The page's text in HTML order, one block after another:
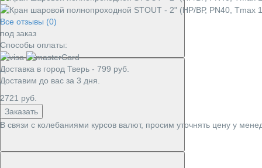
Все отзывы (0)
под заказ
Способы оплаты:
Доставка в город Тверь - 799 руб.
Доставим до вас за 3 дня.
2721 руб.
Заказать
В связи с колебаниями курсов валют, просим уточнять цену у